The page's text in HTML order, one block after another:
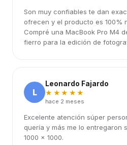
Son muy confiables te dan
ofrecen y el producto es 100%
Compré una MacBook Pro M4
fierro para la edición de
L
Leonardo Fajardo
★★★★★
hace 2 meses
Excelente atención súper
quería y más me lo entregaron
1000 x 1000.